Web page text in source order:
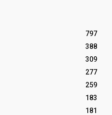
797
388
309
277
259
183
181